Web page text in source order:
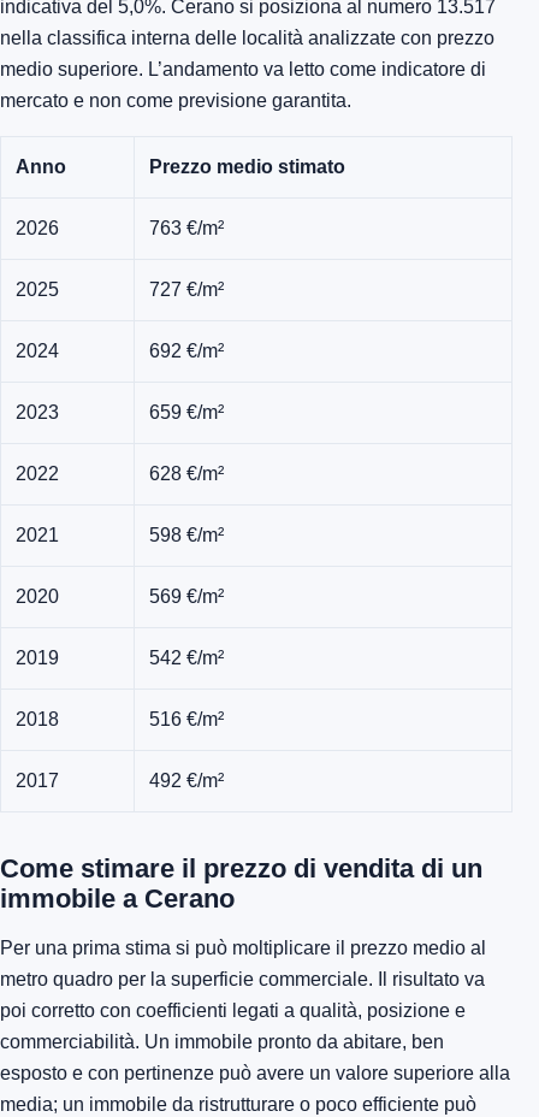
indicativa del 5,0%. Cerano si posiziona al numero 13.517
nella classifica interna delle località analizzate con prezzo
medio superiore. L’andamento va letto come indicatore di
mercato e non come previsione garantita.
Anno Prezzo medio stimato
2026 763 €/m²
2025 727 €/m²
2024 692 €/m²
2023 659 €/m²
2022 628 €/m²
2021 598 €/m²
2020 569 €/m²
2019 542 €/m²
2018 516 €/m²
2017 492 €/m²
Come stimare il prezzo di vendita di un
immobile a Cerano
Per una prima stima si può moltiplicare il prezzo medio al
metro quadro per la superficie commerciale. Il risultato va
poi corretto con coefficienti legati a qualità, posizione e
commerciabilità. Un immobile pronto da abitare, ben
esposto e con pertinenze può avere un valore superiore alla
media; un immobile da ristrutturare o poco efficiente può